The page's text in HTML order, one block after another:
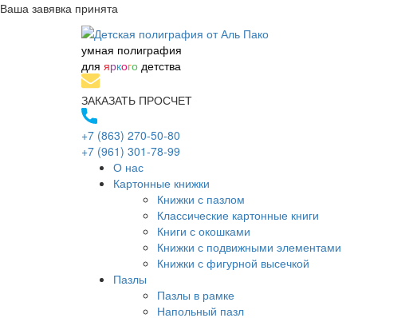
Ваша завявка принята
умная полиграфия
для яркого детства
ЗАКАЗАТЬ ПРОСЧЕТ
+7 (863) 270-50-80
+7 (961) 301-78-99
О нас
Картонные книжки
Книжки с пазлом
Классические картонные книги
Книги с окошками
Книжки с подвижными элементами
Книжки с фигурной высечкой
Пазлы
Пазлы в рамке
Напольный пазл